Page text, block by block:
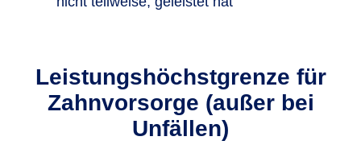
Leistungs­höchst­grenze für
Zahn­vorsorge (außer bei
Unfällen)